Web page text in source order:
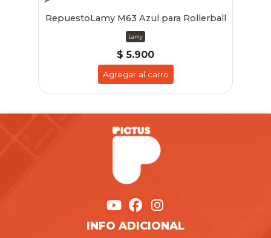
RepuestoLamy M63 Azul para Rollerball
Lamy
$ 5.900
Agregar al carro
INFO ADICIONAL